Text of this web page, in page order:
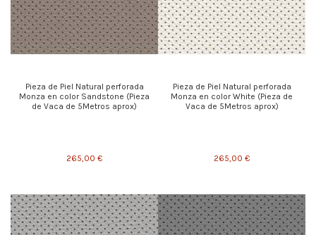
Pieza de Piel Natural perforada
Monza en color Sandstone (Pieza
de Vaca de 5Metros aprox)
265,00 €
Pieza de Piel Natural perforada
Monza en color White (Pieza de
Vaca de 5Metros aprox)
265,00 €